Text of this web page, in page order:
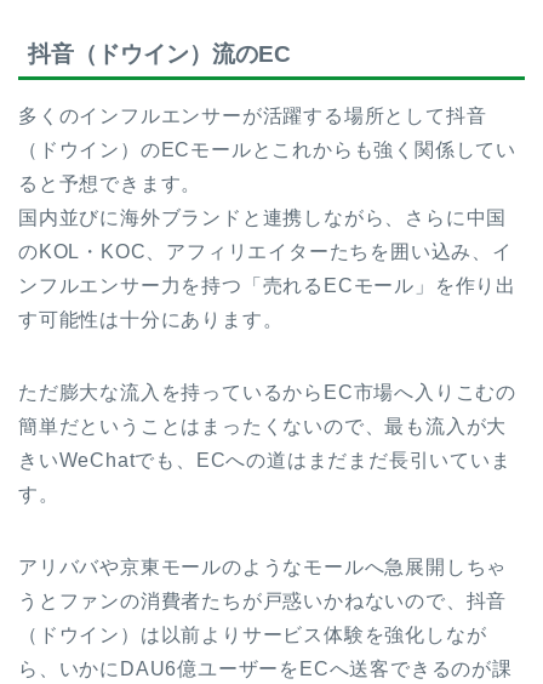
抖音（ドウイン）流のEC
多くのインフルエンサーが活躍する場所として抖音
（ドウイン）のECモールとこれからも強く関係してい
ると予想できます。
国内並びに海外ブランドと連携しながら、さらに中国
のKOL・KOC、アフィリエイターたちを囲い込み、イ
ンフルエンサー力を持つ「売れるECモール」を作り出
す可能性は十分にあります。
ただ膨大な流入を持っているからEC市場へ入りこむの
簡単だということはまったくないので、最も流入が大
きいWeChatでも、ECへの道はまだまだ長引いていま
す。
アリババや京東モールのようなモールへ急展開しちゃ
うとファンの消費者たちが戸惑いかねないので、抖音
（ドウイン）は以前よりサービス体験を強化しなが
ら、いかにDAU6億ユーザーをECへ送客できるのが課